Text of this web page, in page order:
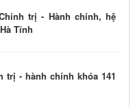
trị - Hành chính, hệ
Tĩnh
trị - hành chính khóa 141